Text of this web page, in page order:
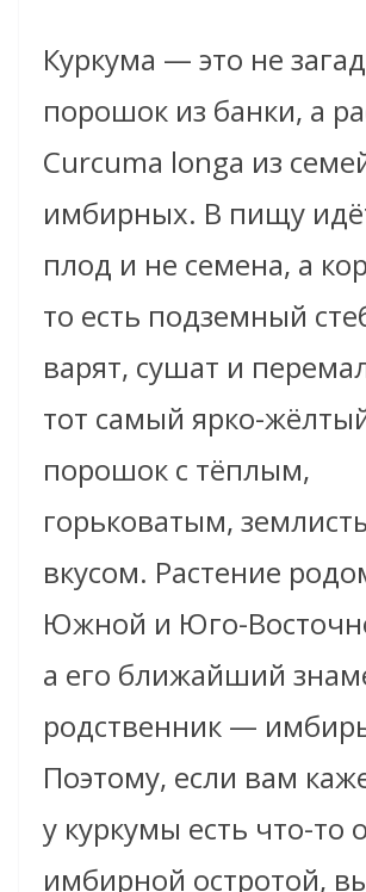
Куркума — это не
порошок из банки, а
Curcuma longa из
имбирных. В пищу
плод и не семена, а
то есть подземный
варят, сушат и
тот самый ярко-
порошок с тёплым,
горьковатым,
вкусом. Растение
Южной и Юго-
а его ближайший
родственник —
Поэтому, если вам
у куркумы есть что-то
имбирной остротой,